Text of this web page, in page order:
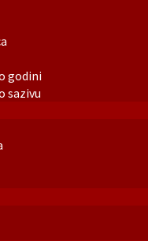
godini
sazivu